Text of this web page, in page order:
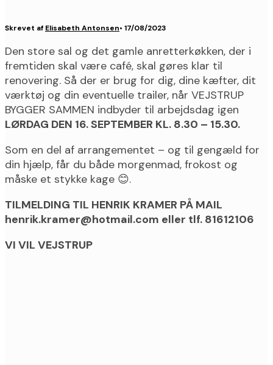
Skrevet af Elisabeth Antonsen• 17/08/2023
Den store sal og det gamle anretterkøkken, der i
fremtiden skal være café, skal gøres klar til
renovering. Så der er brug for dig, dine kæfter, dit
værktøj og din eventuelle trailer, når VEJSTRUP
BYGGER SAMMEN indbyder til arbejdsdag igen
LØRDAG DEN 16. SEPTEMBER KL. 8.30 – 15.30.
Som en del af arrangementet – og til gengæld for
din hjælp, får du både morgenmad, frokost og
måske et stykke kage 😊.
TILMELDING TIL HENRIK KRAMER PÅ MAIL
henrik.kramer@hotmail.com eller tlf. 81612106
VI VIL VEJSTRUP